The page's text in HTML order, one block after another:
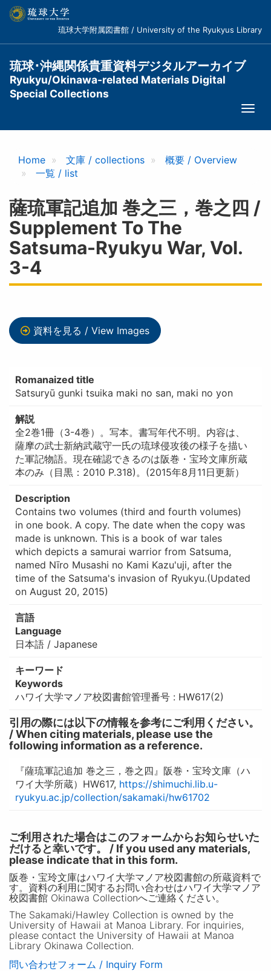
コ
琉球大学附属図書館 / University of the Ryukyus Library
琉球･沖縄関係貴重資料デジタルアーカイブ
Ryukyu/Okinawa-related Materials Digital
Special Collections
Home 文庫 / collections
概要 / Overview
一覧 / list
薩琉軍記追加 巻之三，巻之四 /
Supplement To The
Satsuma-Ryukyu War, Vol.
3-4
資料を見る / View Images
Romanaized title
Satsuryū gunki tsuika maki no san, maki no yon
解説
全2巻1冊（3-4巻）。写本。書写年代不明。内容は、
薩摩の武士新納武蔵守一氏の琉球侵攻後の様子を描い
た軍記物語。現在確認できるのは阪巻・宝玲文庫所蔵
本のみ（目黒：2010 P.318)。(2015年8月11日更新）
Description
Contains two volumes (third and fourth volumes)
in one book. A copy. The date when the copy was
made is unknown. This is a book of war tales
which depicts a samurai warrior from Satsuma,
named Nīro Musashi no Kami Kazu'uji, after the
time of the Satsuma's invasion of Ryukyu.(Updated
on August 20, 2015)
言語
Language
日本語 / Japanese
キーワード
Keywords
ハワイ大学マノア校図書館管理番号 : HW617(2)
引用の際には以下の情報を参考にご利用ください。
/ When citing materials, please use the
following information as a reference.
『薩琉軍記追加 巻之三，巻之四』阪巻・宝玲文庫（ハ
ワイ大学所蔵）HW617, https://shimuchi.lib.u-
ryukyu.ac.jp/collection/sakamaki/hw61702
ご利用された場合はこのフォームからお知らせいた
だけると幸いです。 / If you used any materials,
please indicate that in this form.
阪巻・宝玲文庫はハワイ大学マノア校図書館の所蔵資料で
す。資料の利用に関するお問い合わせはハワイ大学マノア
校図書館 Okinawa Collectionへご連絡ください。
The Sakamaki/Hawley Collection is owned by the
University of Hawaii at Manoa Library. For inquiries,
please contact the University of Hawaii at Manoa
Library Okinawa Collection.
問い合わせフォーム / Inquiry Form